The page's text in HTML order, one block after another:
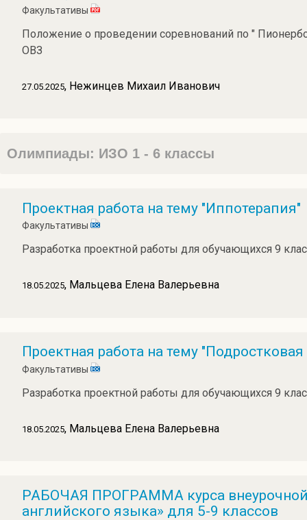
Факультативы
Положение о проведении соревнований по "
ОВЗ
27.05.2025, Нежинцев Михаил Иванович
Олимпиады: ИЗО 1 - 6 классы
Проектная работа на тему "Иппотерапия"
Факультативы
Разработка проектной работы для обучающихся 9
18.05.2025, Мальцева Елена Валерьевна
Проектная работа на тему
Факультативы
Разработка проектной работы для обучающихся 9
18.05.2025, Мальцева Елена Валерьевна
РАБОЧАЯ ПРОГРАММА курса внеурочной
английского языка» для 5-9 классов